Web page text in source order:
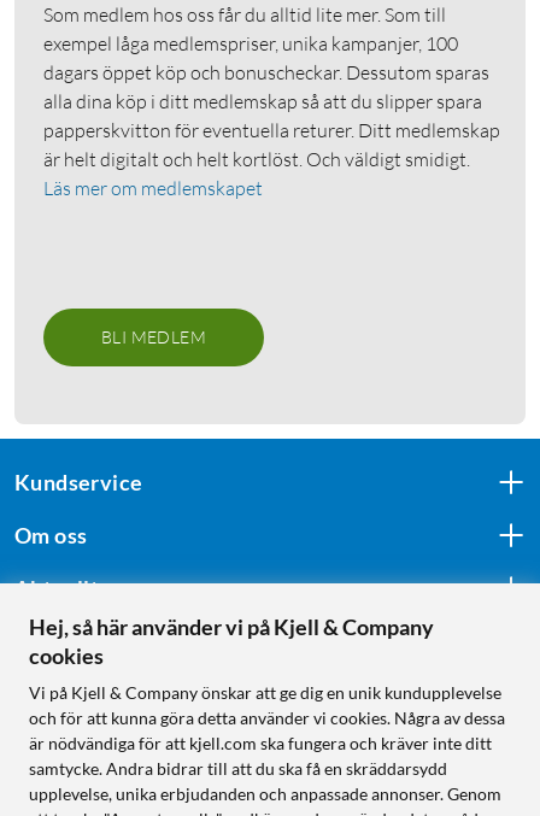
Som medlem hos oss får du alltid lite mer. Som till
exempel låga medlemspriser, unika kampanjer, 100
dagars öppet köp och bonuscheckar. Dessutom sparas
alla dina köp i ditt medlemskap så att du slipper spara
papperskvitton för eventuella returer. Ditt medlemskap
är helt digitalt och helt kortlöst. Och väldigt smidigt.
Läs mer om medlemskapet
BLI MEDLEM
Kundservice
Om oss
Aktuellt
Följ oss
Handla från:
Hej, så här använder vi på Kjell & Company
cookies
Vi på Kjell & Company önskar att ge dig en unik kundupplevelse
och för att kunna göra detta använder vi cookies. Några av dessa
är nödvändiga för att kjell.com ska fungera och kräver inte ditt
samtycke. Andra bidrar till att du ska få en skräddarsydd
upplevelse, unika erbjudanden och anpassade annonser. Genom